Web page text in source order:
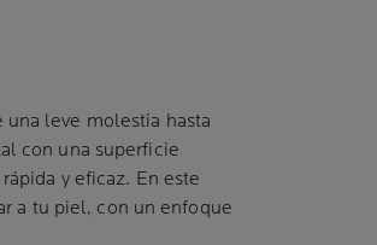
leve molestia hasta
con una superficie
y eficaz. En este
a tu piel, con un enfoque